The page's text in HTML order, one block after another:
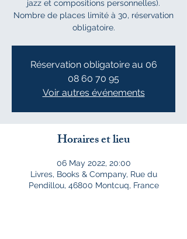
jazz et compositions personnelles).
Nombre de places limité à 30, réservation
obligatoire.
Réservation obligatoire au 06
08 60 70 95
Voir autres événements
Horaires et lieu
06 May 2022, 20:00
Livres, Books & Company, Rue du
Pendillou, 46800 Montcuq, France